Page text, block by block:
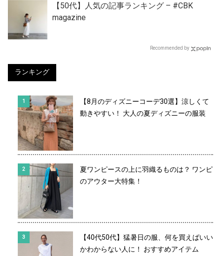
【50代】人気の記事ランキング – #CBK
magazine
Recommended by
ランキング
【8月のディズニーコーデ30選】涼しくて
動きやすい！ 大人の夏ディズニーの服装
夏ワンピースの上に羽織るものは？ ワンピ
のアウター大特集！
【40代50代】猛暑日の服、何を買えばいい
かわからない人に！ おすすめアイテム